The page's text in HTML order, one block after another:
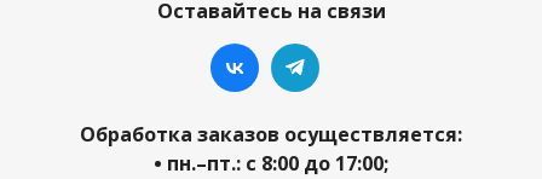
Оставайтесь на связи
Обработка заказов осуществляется:
• пн.–пт.: с 8:00 до 17:00;